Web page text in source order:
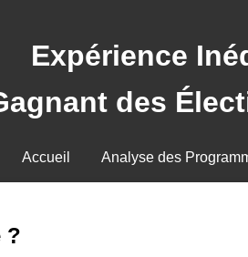
Expérience
des
Accueil Analyse des
?